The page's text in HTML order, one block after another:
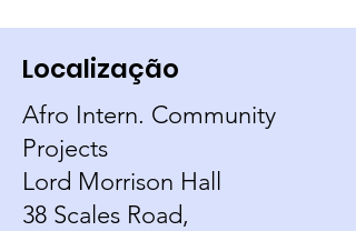
Localização
Afro Intern. Community
Projects
Lord Morrison Hall
38 Scales Road,